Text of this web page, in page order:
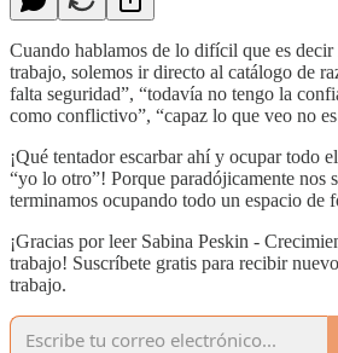
Cuando hablamos de lo difícil que es decir
trabajo, solemos ir directo al catálogo de
falta seguridad”, “todavía no tengo la
como conflictivo”, “capaz lo que veo no
¡Qué tentador escarbar ahí y ocupar todo
“yo lo otro”! Porque paradójicamente nos
terminamos ocupando todo un espacio de
¡Gracias por leer Sabina Peskin -
trabajo! Suscríbete gratis para recibir
trabajo.